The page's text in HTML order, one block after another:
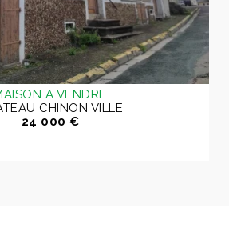
A VENDRE
CHINON VILLE
24 000 €